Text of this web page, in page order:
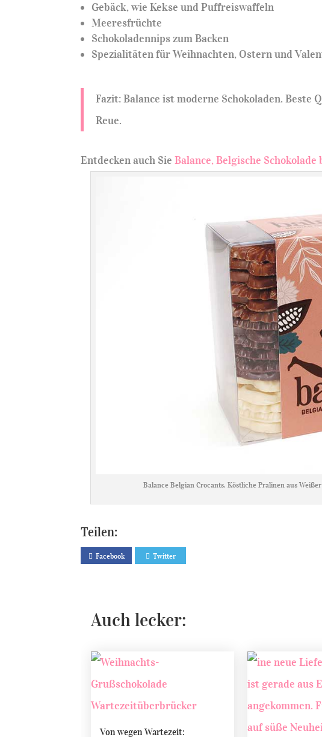
Gebäck, wie Kekse und Puffreiswaffeln
Meeresfrüchte
Schokoladennips zum Backen
Spezialitäten für Weihnachten, Ostern und
Fazit: Balance ist moderne Schokoladen. Beste
Reue.
Entdecken auch SieBalance, Belgische Schokolade
Balance Belgian Crocants, Köstliche Pralinen aus
Teilen:
Facebook Twitter
Auch lecker:
Von wegen Wartezeit: